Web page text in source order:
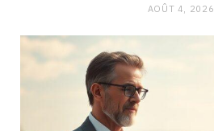
AOÛT 4, 2026